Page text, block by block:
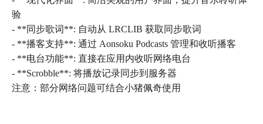
验
- **同步歌词**: 自动从 LRCLIB 获取同步歌词
- **播客支持**: 通过 Aonsoku Podcasts 管理和收听播客
- **电台功能**: 直接在应用内收听网络电台
- **Scrobble**: 将播放记录同步到服务器
注意：部分网络问题可结合小猪佩奇使用